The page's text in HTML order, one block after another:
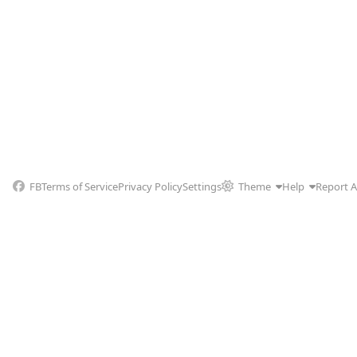
FBTerms of ServicePrivacy PolicySettings Theme Help Report